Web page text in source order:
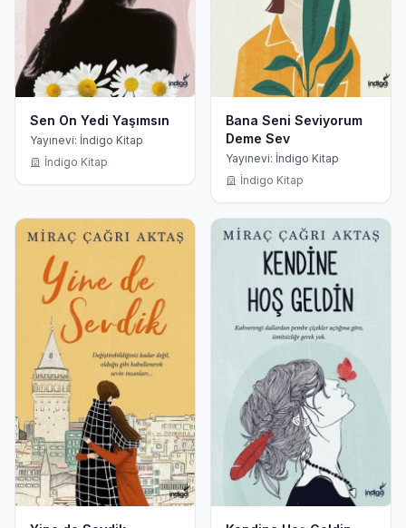
Sen On Yedi Yaşımsın
Yayınevi: İndigo Kitap
İndigo Kitap
Bana Seni Seviyorum
Deme Sev
Yayınevi: İndigo Kitap
İndigo Kitap